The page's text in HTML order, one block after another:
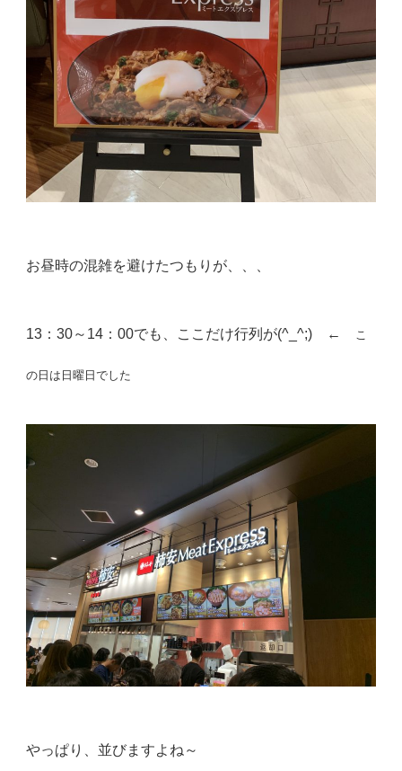
お昼時の混雑を避けたつもりが、、、
13：30～14：00でも、ここだけ行列が(^_^;) ← こ
の日は日曜日でした
やっぱり、並びますよね～